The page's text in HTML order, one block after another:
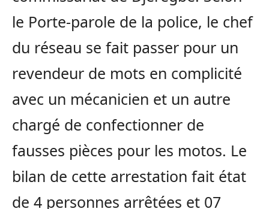
le Porte-parole de la police, le chef
du réseau se fait passer pour un
revendeur de mots en complicité
avec un mécanicien et un autre
chargé de confectionner de
fausses pièces pour les motos. Le
bilan de cette arrestation fait état
de 4 personnes arrêtées et 07